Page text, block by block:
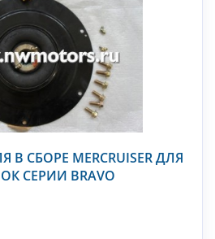
СБОРЕ MERCRUISER ДЛЯ
СЕРИИ BRAVO